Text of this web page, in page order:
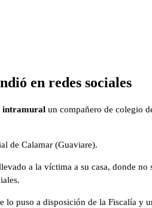
en redes sociales
intramural un compañero de colegio
de Calamar (Guaviare).
a la víctima a su casa, donde
puso a disposición de la Fiscalía y